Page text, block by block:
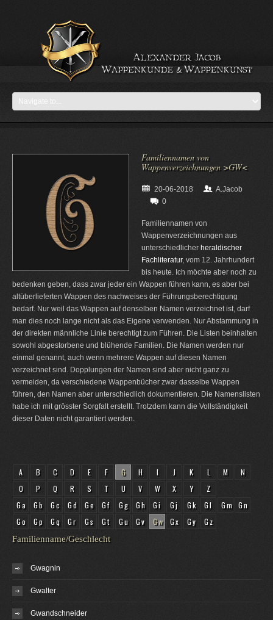
Familiennamen von
Wappenverzeichnungen >GW<
20-06-2018
A.Jacob
0
Familiennamen von
Wappenverzeichnungen aus
unterschiedlicher heraldischer
Fachliteratur, vom 12. Jahrhundert
bis heute. Ich möchte aber noch zu
bedenken geben, dass zwar jeder ein Wappen führen kann, es aber bei
altüberlieferten Wappen des nachweises der Führungsberechtigung
bedarf. Nur weil das Wappen auf denselben Namen verzeichnet ist, darf
man dies noch lange nicht als das Eigene verwenden. Nur Abstammung in
der direkten männliche Linie berechtigt zum Führen. Die Listen beinhalten
sowohl abgestorbene und blühende Familien. Die Namen werden nur
einmal genannt, auch wenn mehrere Wappen auf diesen Namen
verzeichnet sind. Dopplungen der Namen sind aber nicht ganz zu
vermeiden, da verschiedene Wappenbücher zwar dasselbe Wappen
führen, den Namen aber unterschiedlich dokumentieren. Die Namenslisten
habe ich mit grösster Sorgfalt erstellt. Trotzdem kann die Vollständigkeit
dieser Daten nicht garantiert werden.
A B C D E F G H I J K L M
N
O
P Q R S T U V W X Y
Z
Ga
Gb Gc Gd Ge Gf Gg Gh Gi Gj Gk Gl Gm Gn
Go
Gp Gq Gr Gs Gt Gu Gv Gw Gx Gy Gz
Familienname/Geschlecht
Gwagnin
Gwalter
Gwandschneider